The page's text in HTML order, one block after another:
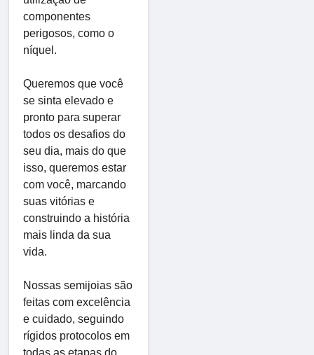
componentes
perigosos, como o
níquel.
Queremos que você
se sinta elevado e
pronto para superar
todos os desafios do
seu dia, mais do que
isso, queremos estar
com você, marcando
suas vitórias e
construindo a história
mais linda da sua
vida.
Nossas semijoias são
feitas com excelência
e cuidado, seguindo
rígidos protocolos em